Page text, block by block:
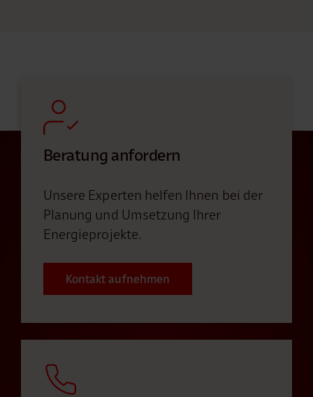
Beratung anfordern
Unsere Experten helfen Ihnen bei der
Planung und Umsetzung Ihrer
Energieprojekte.
Kontakt aufnehmen